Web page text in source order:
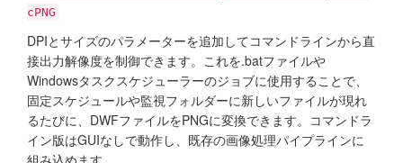
cPNG
DPIとサイズのパラメーターを追加してコマンドラインから直
接出力解像度を制御できます。これを.batファイルや
Windowsタスクスケジューラーのジョブに使用することで、
固定スケジュールや監視フォルダーに新しいファイルが現れ
るたびに、DWFファイルをPNGに変換できます。コマンドラ
イン版はGUIなしで動作し、既存の画像処理パイプラインに